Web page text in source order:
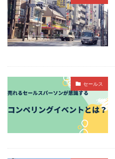
セールス